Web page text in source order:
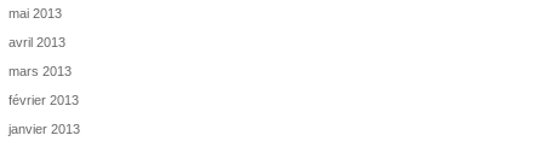
mai 2013
avril 2013
mars 2013
février 2013
janvier 2013